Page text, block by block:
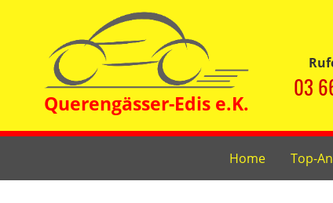
03
Home Top-